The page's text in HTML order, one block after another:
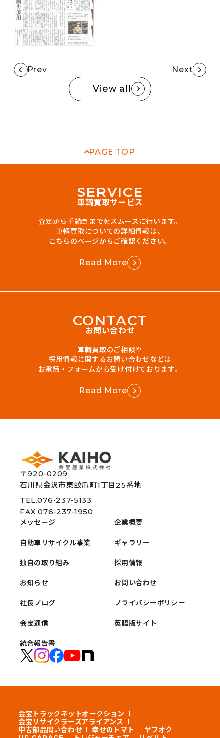
Prev Next
View all
PAGE TOP
SERVICE
車輌買取サービス
査定から手続きまでをスムーズに行います。
車輌買取についての詳細情報は、
こちらのページからご確認ください。
Read More
CONTACT
お問い合わせ
車輌買取のご相談や
採用情報に関するお問い合わせなどは
お電話・フォームから受け付けております。
Read More
〒920-0209
石川県金沢市東蚊爪町1丁目25番地
TEL.076-237-5133
FAX.076-237-1950
メッセージ
自動車リサイクル事業
独自の取り組み
お知らせ
社長ブログ
会宝通信
統合報告書
企業概要
ギャラリー
採用情報
お問い合わせ
プライバシーポリシー
英語版サイト
会宝トラックネットオークション
会宝リサイクラーズアライアンス
中古部品問い合わせ
幸せのトマト
ヤフオク